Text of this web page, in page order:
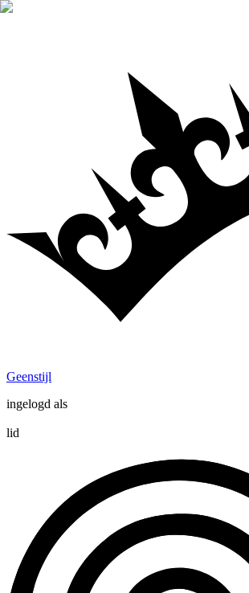
Geenstijl
ingelogd als
lid